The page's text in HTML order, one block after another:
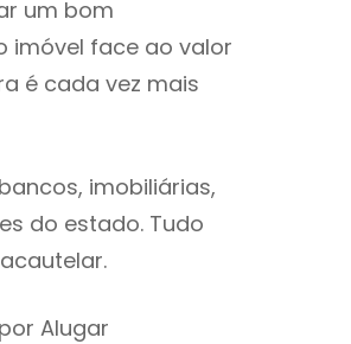
um bom
imóvel face ao valor
é cada vez mais
imobiliárias,
do estado. Tudo
Alugar